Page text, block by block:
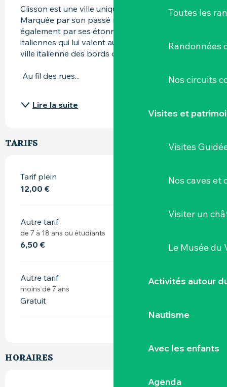
Toutes les
Randonnées
Nos circuits
Visites et
Visites
Nos caves et
Visiter un
Le Musée du
Activités autour
Nautisme
Avec les enfants
Agenda
Clisson est une ville unique en son genre.
Marquée par son passé médiéval, elle surprend
également par ses étonnantes influences
italiennes qui lui valent aujourd'hui le surnom de «
ville italienne des bords de Sèvre ».
Au fil des rues...
Lire la suite
TARIFS
Tarif plein
12,00 €
Autre tarif
de 7 à 18 ans ou étudiants
6,50 €
Autre tarif
moins de 7 ans
Gratuit
HORAIRES